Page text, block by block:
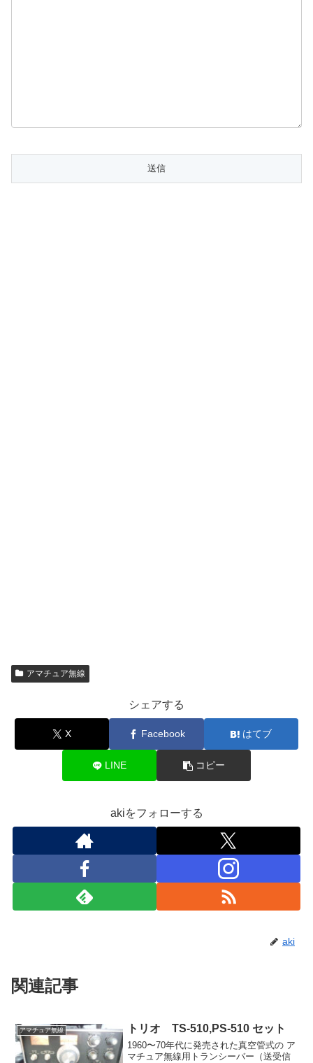
アマチュア無線
シェアする
X Facebook はてブ
LINE コピー
akiをフォローする
aki
関連記事
アマチュア無線 トリオ TS-510,PS-510 セット
1960〜70年代に発売された真空管式の ア
マチュア無線用トランシーバー（送受信